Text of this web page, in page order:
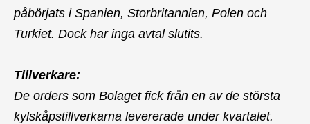
påbörjats i Spanien, Storbritannien, Polen och
Turkiet. Dock har inga avtal slutits.
Tillverkare:
De orders som Bolaget fick från en av de största
kylskåpstillverkarna levererade under kvartalet.